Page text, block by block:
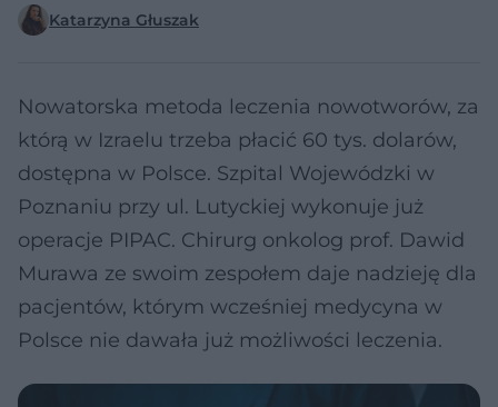
Katarzyna Głuszak
Nowatorska metoda leczenia nowotworów, za
którą w Izraelu trzeba płacić 60 tys. dolarów,
dostępna w Polsce. Szpital Wojewódzki w
Poznaniu przy ul. Lutyckiej wykonuje już
operacje PIPAC. Chirurg onkolog prof. Dawid
Murawa ze swoim zespołem daje nadzieję dla
pacjentów, którym wcześniej medycyna w
Polsce nie dawała już możliwości leczenia.